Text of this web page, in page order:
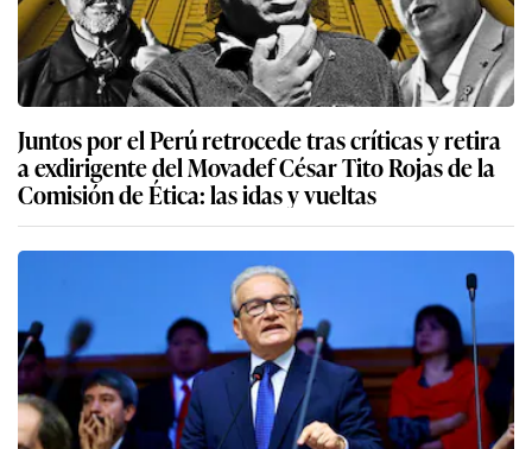
Juntos por el Perú retrocede tras críticas y retira
a exdirigente del Movadef César Tito Rojas de la
Comisión de Ética: las idas y vueltas